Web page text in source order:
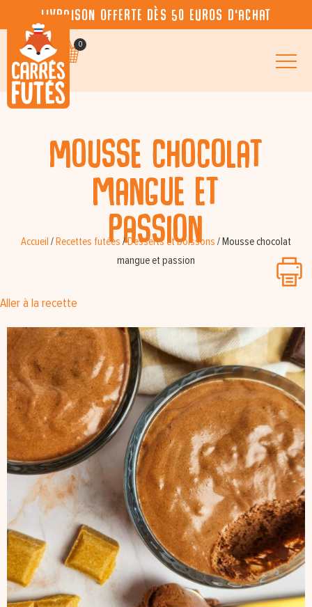
Livraison offerte dès 50 euros d’achat
0
Mousse chocolat
mangue et
passion
Accueil / Recettes futées /Desserts et boissons / Mousse chocolat
mangue et passion
Aller à la recette